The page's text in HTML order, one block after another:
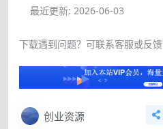
最近更新: 2026-06-03
下载遇到问题？可联系客服或反馈
创业资源